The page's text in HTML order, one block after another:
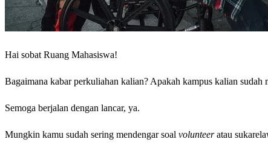
Hai sobat Ruang Mahasiswa!
Bagaimana kabar perkuliahan kalian? Apakah kampus kalian sudah
Semoga berjalan dengan lancar, ya.
Mungkin kamu sudah sering mendengar soal volunteeratau